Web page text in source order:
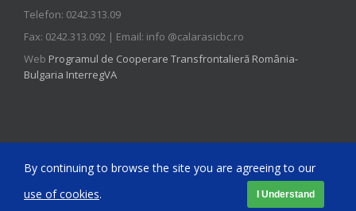
Telefon: 0242.313.09
Fax: 0242.313.092 | Email: info @calarasicbc.ro
Web Programul de Cooperare Transfrontalieră România-
Bulgaria InterregVA
Copyright 2015 Biroul Regional pentru Cooperare Transfrontaliera
pentru granita Romania-Bulgaria Calarasi
By continuing to browse the site you are agreeing to our
use of cookies. I Understand